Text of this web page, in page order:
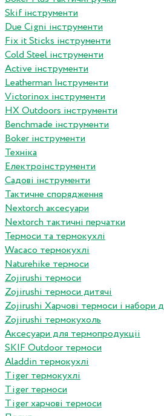
Skif інструменти
Due Cigni інструменти
Fix it Sticks інструменти
Сold Steel інструменти
Active інструменти
Leatherman Інструменти
Victorinox інструменти
HX Outdoors інструменти
Benchmade інструменти
Boker інструменти
Техніка
Електроінструменти
Садові інструменти
Тактичне спорядження
Nextorch аксесуари
Nextorch тактичні перчатки
Термоси та термокухлі
Wacaco термокухлі
Naturehike термоси
Zojirushi термоси
Zojirushi термоси дитячі
Zojirushi Харчові термоси і набори
Zojirushi термокухоль
Аксесуари для термопродукціі
SKIF Outdoor термоси
Aladdin термокухлі
Tiger термокухлі
Tiger термоси
Tiger харчові термоси